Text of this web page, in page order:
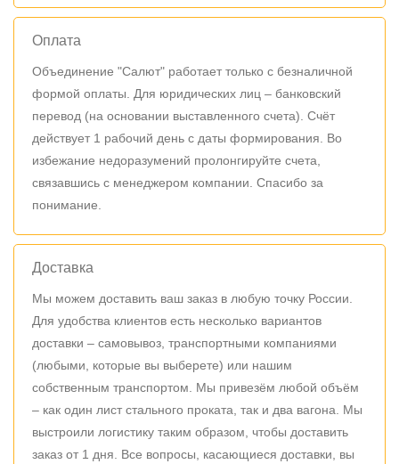
Оплата
Объединение "Салют" работает только с безналичной
формой оплаты. Для юридических лиц – банковский
перевод (на основании выставленного счета). Счёт
действует 1 рабочий день с даты формирования. Во
избежание недоразумений пролонгируйте счета,
связавшись с менеджером компании. Спасибо за
понимание.
Доставка
Мы можем доставить ваш заказ в любую точку России.
Для удобства клиентов есть несколько вариантов
доставки – самовывоз, транспортными компаниями
(любыми, которые вы выберете) или нашим
собственным транспортом. Мы привезём любой объём
– как один лист стального проката, так и два вагона. Мы
выстроили логистику таким образом, чтобы доставить
заказ от 1 дня. Все вопросы, касающиеся доставки, вы